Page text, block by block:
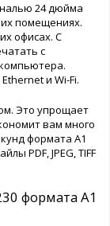
24 дюйма
помещениях.
офисах. С
с
и Wi-Fi.
Это упрощает
вам много
формата A1
PDF, JPEG, TIFF
формата A1